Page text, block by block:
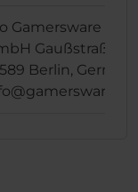
Gamersware
Gaußstraße 1,
Berlin,